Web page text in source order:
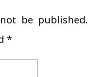
be published.
*